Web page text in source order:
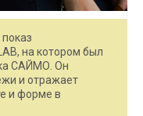
на котором был
САЙМО. Он
и отражает
и форме в